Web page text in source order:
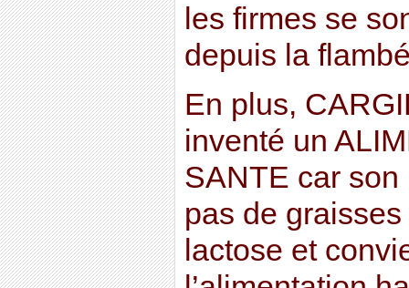
les firmes se
depuis la
En plus,
inventé un
SANTE car
pas de
lactose et